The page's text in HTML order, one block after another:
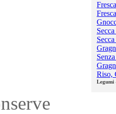
Riso,
Legumi